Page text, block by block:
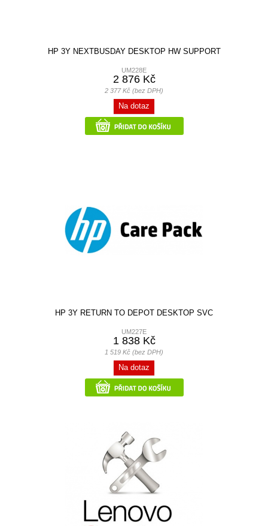
HP 3Y NEXTBUSDAY DESKTOP HW SUPPORT
UM228E
2 876 Kč
2 377 Kč (bez DPH)
Na dotaz
HP 3Y RETURN TO DEPOT DESKTOP SVC
UM227E
1 838 Kč
1 519 Kč (bez DPH)
Na dotaz